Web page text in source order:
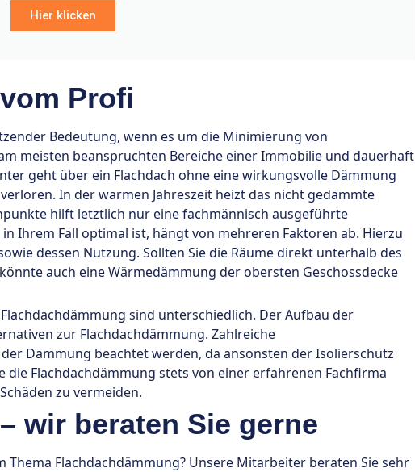
Hier klicken
Profi
Bedeutung, wenn es um die Minimierung von
meisten beanspruchten Bereiche einer Immobilie und dauerhaft
geht über ein Flachdach ohne eine wirkungsvolle Dämmung
In der warmen Jahreszeit heizt das nicht gedämmte
hilft letztlich nur eine fachmännisch ausgeführte
Ihrem Fall optimal ist, hängt von mehreren Faktoren ab. Hierzu
dessen Nutzung. Sollten Sie die Räume direkt unterhalb des
auch eine Wärmedämmung der obersten Geschossdecke
sind unterschiedlich. Der Aufbau der
zur Flachdachdämmung. Zahlreiche
Dämmung beachtet werden, da ansonsten der Isolierschutz
die Flachdachdämmung stets von einer erfahrenen Fachfirma
zu vermeiden.
wir beraten Sie gerne
Flachdachdämmung? Unsere Mitarbeiter beraten Sie sehr